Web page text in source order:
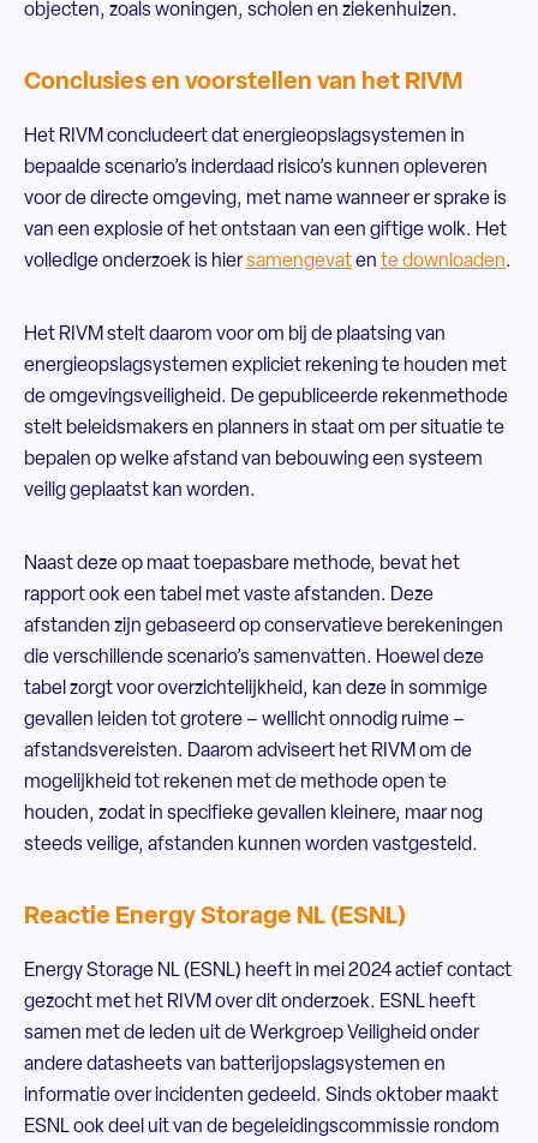
objecten, zoals woningen, scholen en ziekenhuizen.
Conclusies en voorstellen van het RIVM
Het RIVM concludeert dat energieopslagsystemen in
bepaalde scenario’s inderdaad risico’s kunnen opleveren
voor de directe omgeving, met name wanneer er sprake is
van een explosie of het ontstaan van een giftige wolk. Het
volledige onderzoek is hiersamengevaten te downloaden.
Het RIVM stelt daarom voor om bij de plaatsing van
energieopslagsystemen expliciet rekening te houden met
de omgevingsveiligheid. De gepubliceerde rekenmethode
stelt beleidsmakers en planners in staat om per situatie te
bepalen op welke afstand van bebouwing een systeem
veilig geplaatst kan worden.
Naast deze op maat toepasbare methode, bevat het
rapport ook een tabel met vaste afstanden. Deze
afstanden zijn gebaseerd op conservatieve berekeningen
die verschillende scenario’s samenvatten. Hoewel deze
tabel zorgt voor overzichtelijkheid, kan deze in sommige
gevallen leiden tot grotere – wellicht onnodig ruime –
afstandsvereisten. Daarom adviseert het RIVM om de
mogelijkheid tot rekenen met de methode open te
houden, zodat in specifieke gevallen kleinere, maar nog
steeds veilige, afstanden kunnen worden vastgesteld.
Reactie Energy Storage NL (ESNL)
Energy Storage NL (ESNL) heeft in mei 2024 actief contact
gezocht met het RIVM over dit onderzoek. ESNL heeft
samen met de leden uit de Werkgroep Veiligheid onder
andere datasheets van batterijopslagsystemen en
informatie over incidenten gedeeld. Sinds oktober maakt
ESNL ook deel uit van de begeleidingscommissie rondom